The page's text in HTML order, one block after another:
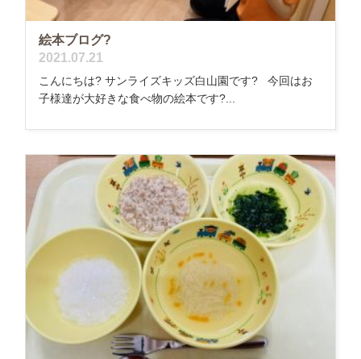
絵本ブログ?
2021.07.21
こんにちは? サンライズキッズ白山園です? 今回はお
子様達が大好きな食べ物の絵本です?...